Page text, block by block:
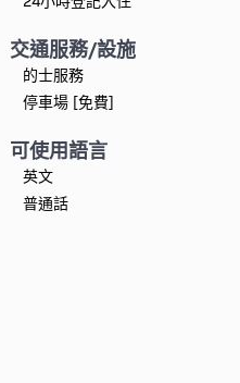
交通服務/設施
的士服務
停車場 [免費]
可使用語言
英文
普通話